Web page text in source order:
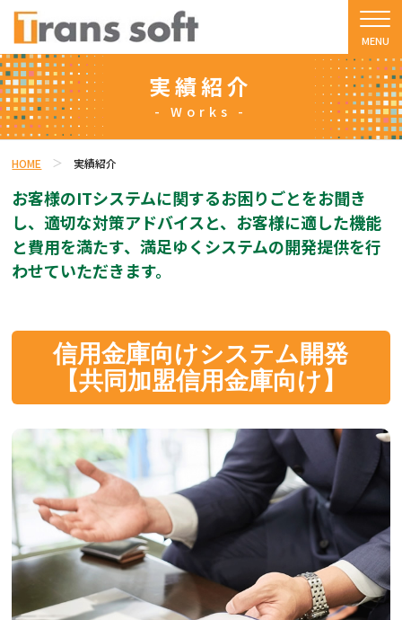
実績紹介
- Works -
HOME 実績紹介
お客様のITシステムに関するお困りごとをお聞き
し、適切な対策アドバイスと、 お客様に適した機能
と費用を満たす、満足ゆくシステムの開発提供を行
わせていただきます。
信用金庫向けシステム開発
【共同加盟信用金庫向け】